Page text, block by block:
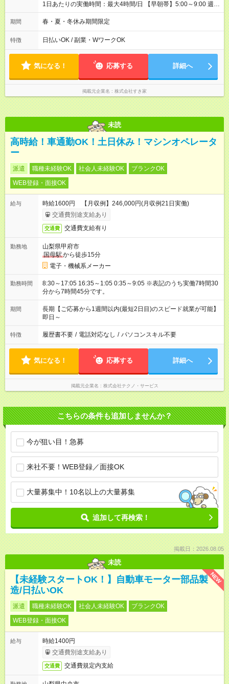
1日あたりの実働時間：最大4時間/日 【早朝帯】5:00～9:00 週2
日～・1日2h～OK◎ 勤務時間や曜日はご相談ください。
期間 春・夏・冬休み期間限定
特徴 日払いOK / 副業・WワークOK
気になる！ 応募する 詳細へ
掲載元企業名 株式会社すき家
未読
高時給！車通勤OK！土日休み！マシンオペレータ
ー
派遣 職種未経験OK 社会人未経験OK
ブランクOK
WEB登録・面接OK
給与
時給1600円 【月収例】246,000円(月収例21日実働)
交通費別途支給あり
交通費 交通費支給有り
勤務地
山梨県甲府市
国母駅から徒歩15分
電子・機械系メーカー
勤務時間
8:30～17:05 16:35～1:05 0:35～9:05 ※表記のうち実働7時間30
分から7時間45分です。
期間
長期【ご応募から1週間以内(最短2日目)のスピード就業が可能】
即日～
特徴 履歴書不要 / 電話対応なし / パソコンスキル不要
気になる！ 応募する 詳細へ
掲載元企業名 株式会社テクノ・サービス
こちらの条件も追加しませんか？
今が狙い目！急募
来社不要！WEB登録／面接OK
大量募集中！10名以上の大量募集
追加して再検索！
掲載日：2026.08.05
未読
NEW
【未経験スタートOK！】自動車モーター部品製
造/日払いOK
派遣 職種未経験OK 社会人未経験OK
ブランクOK
WEB登録・面接OK
給与
時給1400円
交通費別途支給あり
交通費 交通費規定内支給